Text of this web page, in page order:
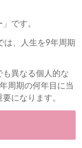
です。
は、人生を9年周期
も異なる個人的な
周期の何年目に当
になります。